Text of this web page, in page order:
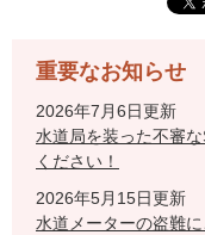
重要なお知らせ
2026年7月6日更新
水道局を装った不審
ください！
2026年5月15日更新
水道メーターの盗難